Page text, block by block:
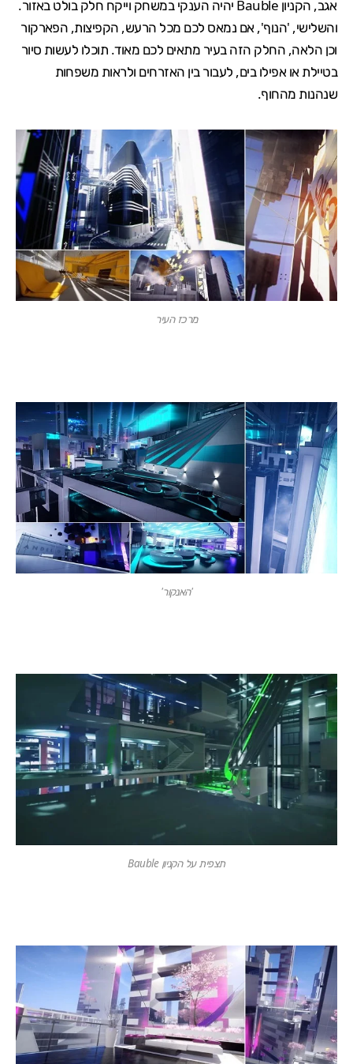
אגב, הקניון Bauble יהיה הענקי במשחק וייקח חלק בולט באזור.
והשלישי, 'הנוף', אם נמאס לכם מכל הרעש, הקפיצות, הפארקור
וכן הלאה, החלק הזה בעיר מתאים לכם מאוד. תוכלו לעשות סיור
בטיילת או אפילו בים, לעבור בין האזרחים ולראות משפחות
שנהנות מהחוף.
מרכז העיר
'האנקור'
תצפית על הקניון Bauble